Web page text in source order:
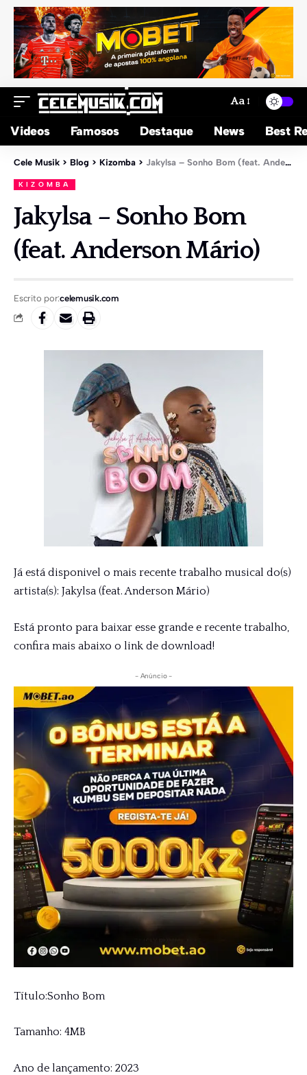
Aa
Videos Famosos Destaque News Best
Cele Musik > Blog > Kizomba > Jakylsa – Sonho Bom (feat. Anderson Mário)
KIZOMBA
Jakylsa – Sonho Bom
(feat. Anderson Mário)
Escrito por:celemusik.com
Já está disponivel o mais recente trabalho musical do(s)
artista(s): Jakylsa (feat. Anderson Mário)
Está pronto para baixar esse grande e recente trabalho,
confira mais abaixo o link de download!
- Anúncio -
Título:Sonho Bom
Tamanho: 4MB
Ano de lançamento: 2023